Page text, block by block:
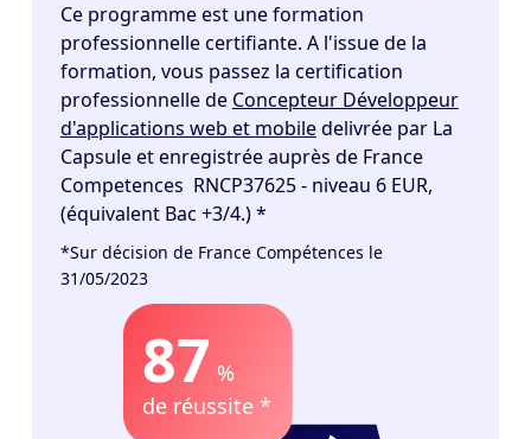
Ce programme est une formation
professionnelle certifiante. A l'issue de la
formation, vous passez la certification
professionnelle de Concepteur Développeur
d'applications web et mobiledelivrée par La
Capsule et enregistrée auprès de France
Competences RNCP37625 - niveau 6 EUR,
(équivalent Bac +3/4.) *
*Sur décision de France Compétences le
31/05/2023
87 %
de réussite *